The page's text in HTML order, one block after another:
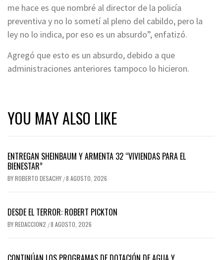
me hace es que nombré al director de la policía
preventiva y no lo sometí al pleno del cabildo, pero la
ley no lo indica, por eso es un absurdo”, enfatizó.
Agregó que esto es un absurdo, debido a que
administraciones anteriores tampoco lo hicieron.
YOU MAY ALSO LIKE
ENTREGAN SHEINBAUM Y ARMENTA 32 “VIVIENDAS PARA EL
BIENESTAR”
BYROBERTO DESACHY /8 AGOSTO, 2026
DESDE EL TERROR: ROBERT PICKTON
BYREDACCION2 /8 AGOSTO, 2026